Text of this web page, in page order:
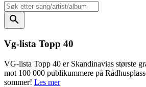
search
Vg-lista Topp 40
VG-lista Topp 40 er Skandinavias største
mot 100 000 publikummere på
sommer! Les mer